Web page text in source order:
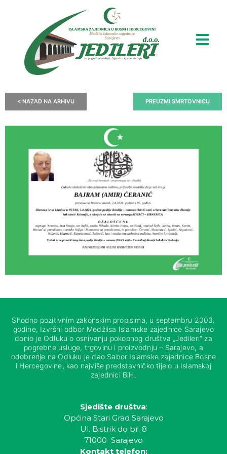
< NAZAD NA ARHIVU PREUZMI SMRTOVNICU
Shodno pozitivnim zakonskim propisima, u septembru 2003.
godine, Izvršni odbor Medžlisa Islamske zajednice Sarajevo
donio je Odluku o osnivanju pokopnog društva „Jedileri“ za
pogrebne usluge, trgovinu i proizvodnju – Sarajevo, a
odobrenje na Odluku je dao Sabor Islamske zajednice Bosne
i Hercegovine, kao najviše predstavničko tijelo u Islamskoj
zajednici BiH.
Sjedište društva:
Općina Stari Grad Sarajevo
Ul. Bistrik do br. 8
71000 Sarajevo
Kontakt telefon: